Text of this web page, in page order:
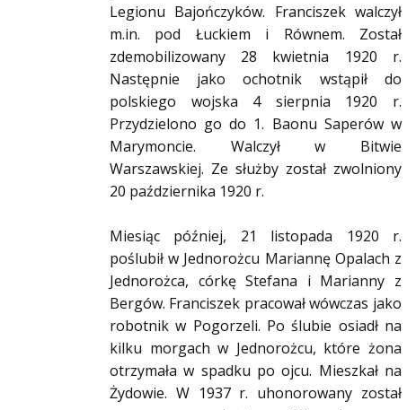
Legionu Bajończyków. Franciszek walczył
m.in. pod Łuckiem i Równem. Został
zdemobilizowany 28 kwietnia 1920 r.
Następnie jako ochotnik wstąpił do
polskiego wojska 4 sierpnia 1920 r.
Przydzielono go do 1. Baonu Saperów w
Marymoncie. Walczył w Bitwie
Warszawskiej. Ze służby został zwolniony
20 października 1920 r.
Miesiąc później, 21 listopada 1920 r.
poślubił w Jednorożcu Mariannę Opalach z
Jednorożca, córkę Stefana i Marianny z
Bergów. Franciszek pracował wówczas jako
robotnik w Pogorzeli. Po ślubie osiadł na
kilku morgach w Jednorożcu, które żona
otrzymała w spadku po ojcu. Mieszkał na
Żydowie. W 1937 r. uhonorowany został